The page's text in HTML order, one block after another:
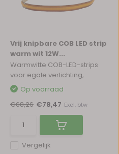
Vrij knipbare COB LED strip
warm wit 12W...
Warmwitte COB-LED-strips
voor egale verlichting,...
Vergelijk
Op voorraad
€68,26 €78,47 Excl. btw